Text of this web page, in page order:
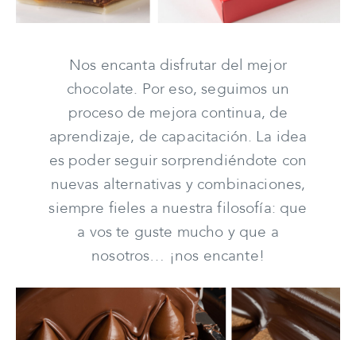
Nos encanta disfrutar del mejor
chocolate. Por eso, seguimos un
proceso de mejora continua, de
aprendizaje, de capacitación. La idea
es poder seguir sorprendiéndote con
nuevas alternativas y combinaciones,
siempre fieles a nuestra filosofía: que
a vos te guste mucho y que a
nosotros… ¡nos encante!